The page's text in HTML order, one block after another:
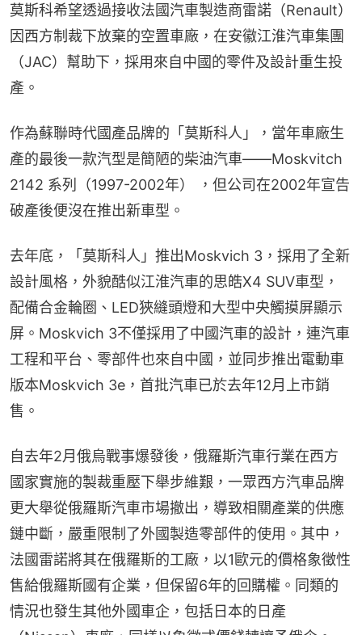
莫斯科希望透過接收法國汽車製造商雷諾（Renault）
因西方制裁下放棄的空置車廠，在安徽江淮汽車集團
（JAC）幫助下，採用來自中國的零件及設計重生投
產。
作為蘇聯時代國產品牌的「莫斯科人」，當年車廠生
產的最後一款汽型是簡陋的柴油汽車——Moskvitch
2142 系列（1997-2002年） ，但公司在2002年宣告
破產後便沒在推出新車型。
去年底，「莫斯科人」推出Moskvich 3，採用了全新
設計風格，外貌酷似江淮汽車的思皓X4 SUV車型，
配備合金輪圈、LED狹縫頭燈和大型中央觸摸屏顯示
屏。Moskvich 3不僅採用了中國汽車的設計，連汽車
工程和平台、零部件也來自中國，並同步推出電動車
版本Moskvich 3e，首批汽車已於去年12月上市銷
售。
自去年2月俄烏戰事爆發後，俄羅斯汽車行業在西方
國家實施的製裁重壓下舉步維艱，一眾西方汽車品牌
更大舉從俄羅斯汽車市場撤出，導致相關產業的供應
鏈中斷，嚴重限制了外國製造零部件的使用。其中，
法國雷諾將其在俄羅斯的工廠，以1歐元的價格象徵性
售給俄羅斯國有企業，但保留6年的回購權。同類的
情況也發生其他外國車企，包括日本的日產